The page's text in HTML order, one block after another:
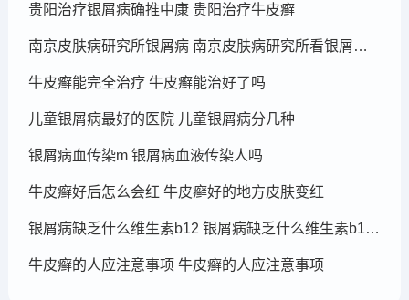
贵阳治疗银屑病确推中康 贵阳治疗牛皮癣
南京皮肤病研究所银屑病 南京皮肤病研究所看银屑病哪个医生厉害
牛皮癣能完全治疗 牛皮癣能治好了吗
儿童银屑病最好的医院 儿童银屑病分几种
银屑病血传染m 银屑病血液传染人吗
牛皮癣好后怎么会红 牛皮癣好的地方皮肤变红
银屑病缺乏什么维生素b12 银屑病缺乏什么维生素b12可以补充
牛皮癣的人应注意事项 牛皮癣的人应注意事项